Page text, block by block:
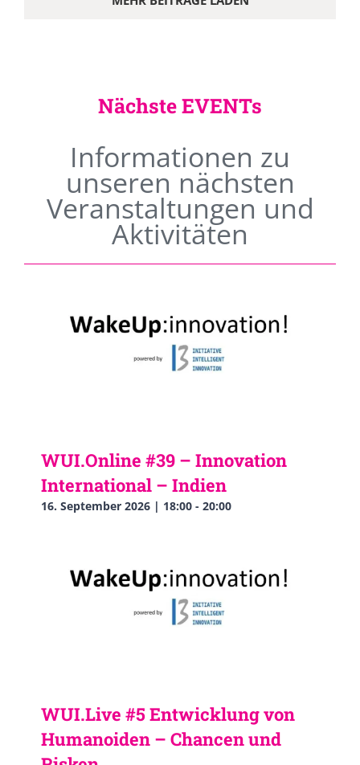
Nächste EVENTs
Informationen zu
unseren nächsten
Veranstaltungen und
Aktivitäten
WUI.Online #39 – Innovation
International – Indien
16. September 2026 | 18:00 - 20:00
WUI.Live #5 Entwicklung von
Humanoiden – Chancen und